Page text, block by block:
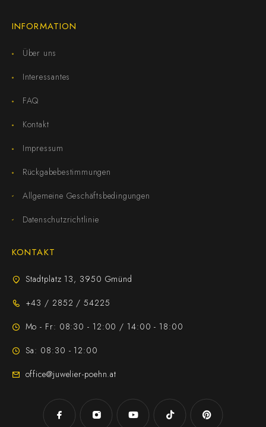
INFORMATION
Über uns
Interessantes
FAQ
Kontakt
Impressum
Rückgabebestimmungen
Allgemeine Geschäftsbedingungen
Datenschutzrichtlinie
KONTAKT
Stadtplatz 13, 3950 Gmünd
+43 / 2852 / 54225
Mo - Fr: 08:30 - 12:00 / 14:00 - 18:00
Sa: 08:30 - 12:00
office@juwelier-poehn.at